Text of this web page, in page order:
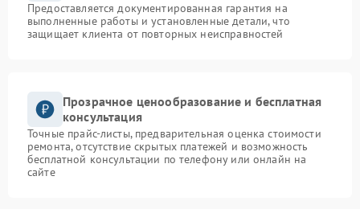
Предоставляется документированная гарантия на
выполненные работы и установленные детали, что
защищает клиента от повторных неисправностей
Прозрачное ценообразование и бесплатная
консультация
Точные прайс-листы, предварительная оценка стоимости
ремонта, отсутствие скрытых платежей и возможность
бесплатной консультации по телефону или онлайн на
сайте